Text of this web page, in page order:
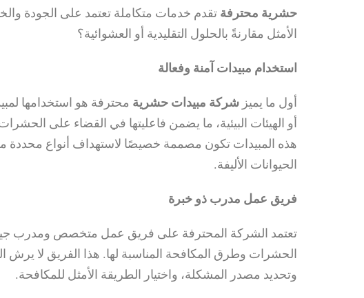
حشرية محترفة تقدم خدمات متكاملة تعتمد على الجودة
الأمثل مقارنةً بالحلول التقليدية أو العشوائية؟
استخدام مبيدات آمنة وفعالة
أول ما يميز شركة مبيدات حشرية محترفة هو استخدامها
أو الهيئات البيئية، ما يضمن فاعليتها في القضاء على
هذه المبيدات تكون مصممة خصيصًا لاستهداف أنواع محددة
الحيوانات الأليفة.
فريق عمل مدرب ذو خبرة
تعتمد الشركة المحترفة على فريق عمل متخصص ومدرب
الحشرات وطرق المكافحة المناسبة لها. هذا الفريق لا يرش
وتحديد مصدر المشكلة، واختيار الطريقة الأمثل للمكافحة.